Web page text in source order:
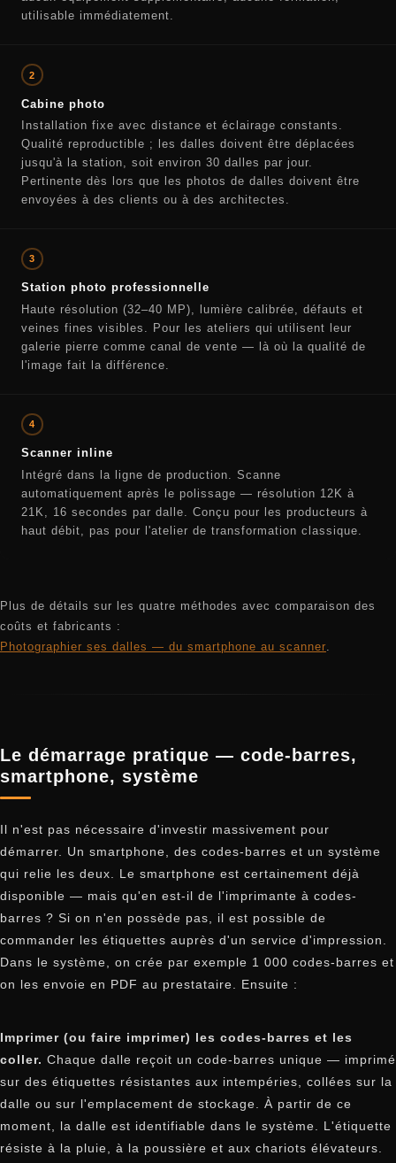
utilisable immédiatement.
2
Cabine photo
Installation fixe avec distance et éclairage constants.
Qualité reproductible ; les dalles doivent être déplacées
jusqu'à la station, soit environ 30 dalles par jour.
Pertinente dès lors que les photos de dalles doivent être
envoyées à des clients ou à des architectes.
3
Station photo professionnelle
Haute résolution (32–40 MP), lumière calibrée, défauts et
veines fines visibles. Pour les ateliers qui utilisent leur
galerie pierre comme canal de vente — là où la qualité de
l'image fait la différence.
4
Scanner inline
Intégré dans la ligne de production. Scanne
automatiquement après le polissage — résolution 12K à
21K, 16 secondes par dalle. Conçu pour les producteurs à
haut débit, pas pour l'atelier de transformation classique.
Plus de détails sur les quatre méthodes avec comparaison des
coûts et fabricants :
Photographier ses dalles — du smartphone au scanner
Le démarrage pratique — code-barres,
smartphone, système
Il n'est pas nécessaire d'investir massivement pour
démarrer. Un smartphone, des codes-barres et un système
qui relie les deux. Le smartphone est certainement déjà
disponible — mais qu'en est-il de l'imprimante à codes-
barres ? Si on n'en possède pas, il est possible de
commander les étiquettes auprès d'un service d'impression.
Dans le système, on crée par exemple 1 000 codes-barres et
on les envoie en PDF au prestataire. Ensuite :
Imprimer (ou faire imprimer) les codes-barres et les
coller. Chaque dalle reçoit un code-barres unique — imprimé
sur des étiquettes résistantes aux intempéries, collées sur la
dalle ou sur l'emplacement de stockage. À partir de ce
moment, la dalle est identifiable dans le système. L'étiquette
résiste à la pluie, à la poussière et aux chariots élévateurs.